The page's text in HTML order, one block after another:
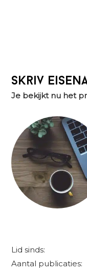
Skriv
Je bekijkt nu het
Lid sinds:
Aantal publicaties: